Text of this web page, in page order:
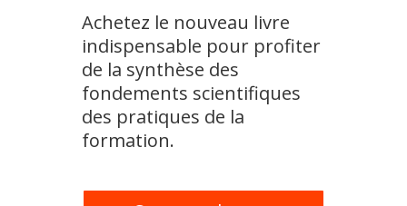
Achetez le nouveau livre
indispensable pour profiter
de la synthèse des
fondements scientifiques
des pratiques de la
formation.